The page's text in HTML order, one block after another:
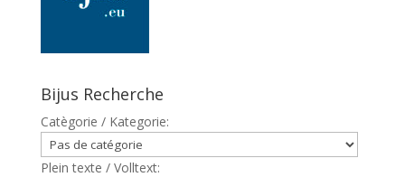
Bijus Recherche
Catègorie / Kategorie:
Plein texte / Volltext: